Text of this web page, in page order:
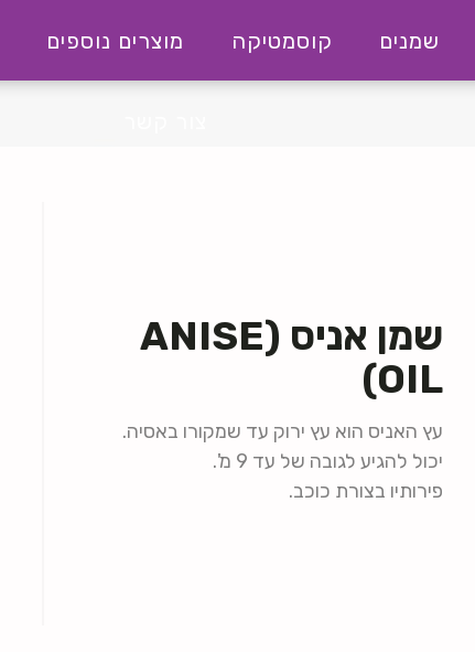
שמנים קוסמטיקה מוצרים נוספים
שמן אניס (ANISE
OIL)
עץ האניס הוא עץ ירוק עד שמקורו באסיה.
יכול להגיע לגובה של עד 9 מ'.
פירותיו בצורת כוכב.